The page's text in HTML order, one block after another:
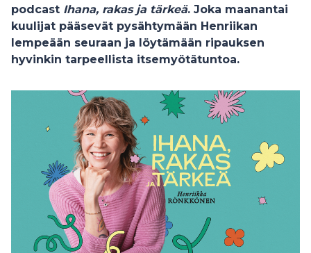
podcast Ihana, rakas ja tärkeä. Joka maanantai
kuulijat pääsevät pysähtymään Henriikan
lempeään seuraan ja löytämään ripauksen
hyvinkin tarpeellista itsemyötätuntoa.